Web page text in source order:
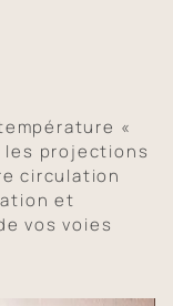
«
les projections
circulation
et
vos voies